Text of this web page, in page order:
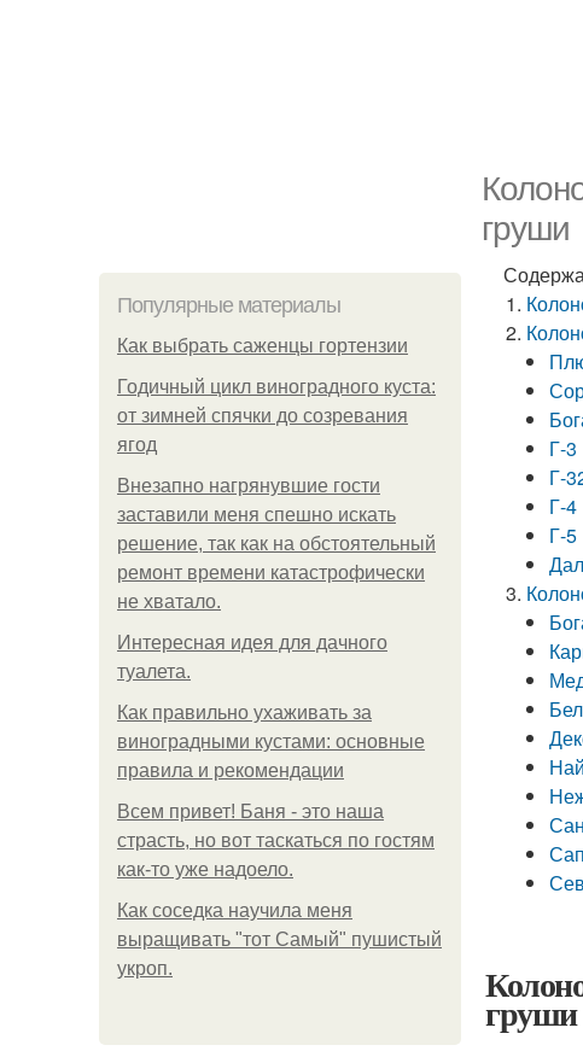
груши
Популярные материалы
Как выбрать саженцы гортензии
Годичный цикл виноградного куста:
от зимней спячки до созревания
ягод
Внезапно нагрянувшие гости
заставили меня спешно искать
решение, так как на обстоятельный
ремонт времени катастрофически
не хватало.
Интересная идея для дачного
туалета.
Как правильно ухаживать за
виноградными кустами: основные
правила и рекомендации
Всем привет! Баня - это наша
страсть, но вот таскаться по гостям
как-то уже надоело.
Как соседка научила меня
выращивать "тот Самый" пушистый
укроп.
Г-3
Г-
Г-4
Г-5
груши